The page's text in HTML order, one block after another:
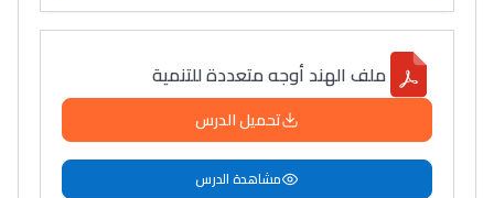
سامورا
بطلة المغرب فالقفز
الطولي، ملاك البردع
كتحكي على تجربتها
فالرّياضة و الدّراسة
ملف الهند أوجه متعددة للتنمية
تحميل الدرس
مشاهدة الدرس